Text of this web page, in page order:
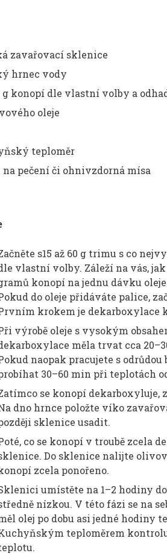
zavařovací sklenice
hrnec vody
g konopí dle vlastní volby a
oleje
teploměr
na pečení či ohnivzdorná mísa
s15 až 60 g trimu s co
vlastní volby. Záleží na vás,
konopí na jednu dávku
do oleje přidáváte palice,
krokem je dekarboxylace
výrobě oleje s vysokým
měla trvat cca
naopak pracujete s odrůdou
30–60 min při teplotách od
se konopí dekarboxyluje,
dno hrnce položte víko
sklenice usadit.
co se konopí v troubě zcela
Do sklenice nalijte
zcela ponořeno.
umístěte na 1–2 hodiny
nízkou. V této fázi se na
olej po dobu asi jedné hodiny
teploměrem